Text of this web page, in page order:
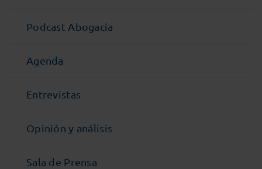
Podcast Abogacía
Agenda
Entrevistas
Opinión y análisis
Sala de Prensa